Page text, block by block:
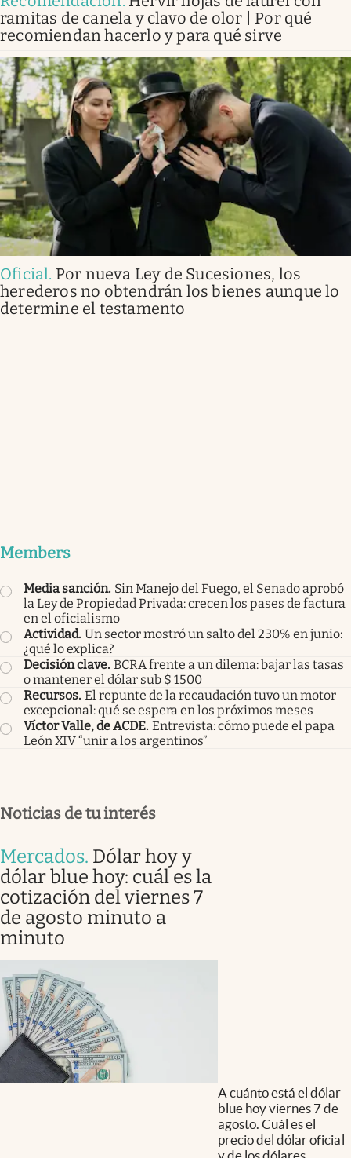
ramitas de canela y clavo de olor | Por qué
recomiendan hacerlo y para qué sirve
Oficial. Por nueva Ley de Sucesiones, los
herederos no obtendrán los bienes aunque lo
determine el testamento
Members
Media sanción. Sin Manejo del Fuego, el Senado aprobó
la Ley de Propiedad Privada: crecen los pases de factura
en el oficialismo
Actividad. Un sector mostró un salto del 230% en junio:
¿qué lo explica?
Decisión clave. BCRA frente a un dilema: bajar las tasas
o mantener el dólar sub $ 1500
Recursos. El repunte de la recaudación tuvo un motor
excepcional: qué se espera en los próximos meses
Víctor Valle, de ACDE. Entrevista: cómo puede el papa
León XIV “unir a los argentinos”
Noticias de tu interés
Mercados. Dólar hoy y
dólar blue hoy: cuál es la
cotización del viernes 7
de agosto minuto a
minuto
A cuánto está el dólar
blue hoy viernes 7 de
agosto. Cuál es el
precio del dólar oficial